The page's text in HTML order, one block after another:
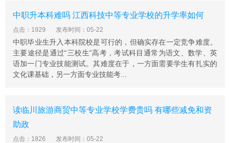
中职升本科难吗 江西科技中等专业学校的升学率如何
点击：1929 发布时间：05-22
中职毕业生升入本科院校是可行的，但确实存在一定竞争难度。
主要途径是通过“三校生”高考，考试科目通常为语文、数学、英
语加一门专业技能测试。其难度在于，一方面需要学生有扎实的
文化课基础，另一方面专业技能考...
读临川旅游商贸中等专业学校学费贵吗 有哪些减免和资
助政
点击：1826 发布时间：05-22